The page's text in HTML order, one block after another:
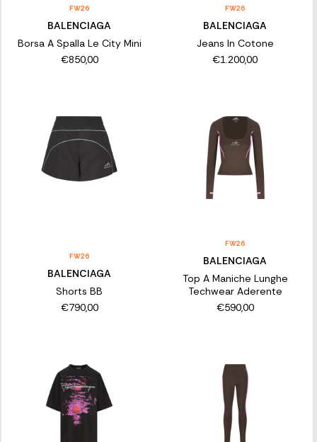
FW26
BALENCIAGA
Borsa A Spalla Le City Mini
€850,00
FW26
BALENCIAGA
Jeans In Cotone
€1.200,00
FW26
BALENCIAGA
Shorts BB
€790,00
FW26
BALENCIAGA
Top A Maniche Lunghe
Techwear Aderente
€590,00